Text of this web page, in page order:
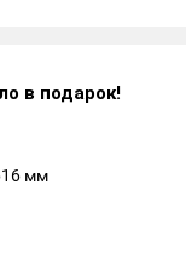
в подарок!
мм